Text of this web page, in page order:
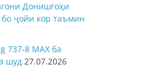
Донишгоҳи
бо ҷойи кор таъмин
737-8 MAX ба
шуд 27.07.2026